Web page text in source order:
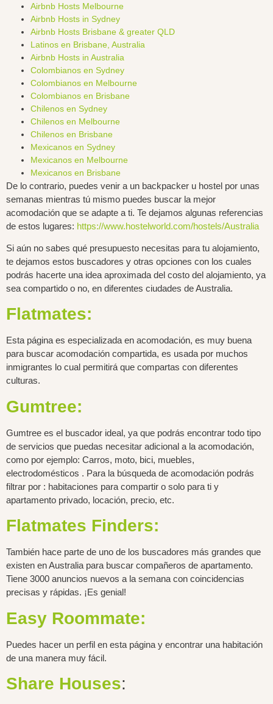
Airbnb Hosts Melbourne
Airbnb Hosts in Sydney
Airbnb Hosts Brisbane & greater QLD
Latinos en Brisbane, Australia
Airbnb Hosts in Australia
Colombianos en Sydney
Colombianos en Melbourne
Colombianos en Brisbane
Chilenos en Sydney
Chilenos en Melbourne
Chilenos en Brisbane
Mexicanos en Sydney
Mexicanos en Melbourne
Mexicanos en Brisbane
De lo contrario, puedes venir a un backpacker u hostel por unas
semanas mientras tú mismo puedes buscar la mejor
acomodación que se adapte a ti. Te dejamos algunas referencias
de estos lugares: https://www.hostelworld.com/hostels/Australia
Si aún no sabes qué presupuesto necesitas para tu alojamiento,
te dejamos estos buscadores y otras opciones con los cuales
podrás hacerte una idea aproximada del costo del alojamiento, ya
sea compartido o no, en diferentes ciudades de Australia.
Flatmates:
Esta página es especializada en acomodación, es muy buena
para buscar acomodación compartida, es usada por muchos
inmigrantes lo cual permitirá que compartas con diferentes
culturas.
Gumtree:
Gumtree es el buscador ideal, ya que podrás encontrar todo tipo
de servicios que puedas necesitar adicional a la acomodación,
como por ejemplo: Carros, moto, bici, muebles,
electrodomésticos . Para la búsqueda de acomodación podrás
filtrar por : habitaciones para compartir o solo para ti y
apartamento privado, locación, precio, etc.
Flatmates Finders:
También hace parte de uno de los buscadores más grandes que
existen en Australia para buscar compañeros de apartamento.
Tiene 3000 anuncios nuevos a la semana con coincidencias
precisas y rápidas. ¡Es genial!
Easy Roommate:
Puedes hacer un perfil en esta página y encontrar una habitación
de una manera muy fácil.
Share Houses: